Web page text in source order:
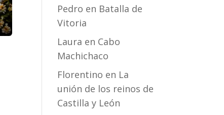
Pedro en Batalla de
Vitoria
Laura en Cabo
Machichaco
Florentino en La
unión de los reinos de
Castilla y León